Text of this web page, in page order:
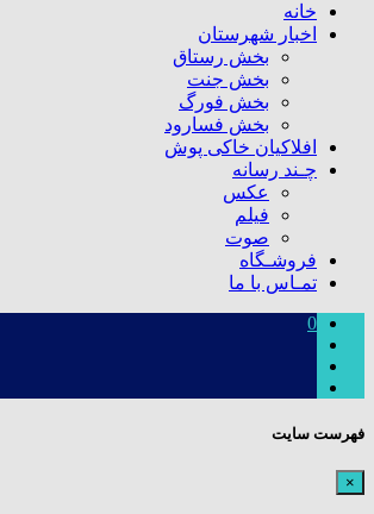
خانه
اخبار شهرستان
بخش رستاق
بخش جنت
بخش فورگ
بخش فسارود
افلاکیان خاکی پوش
چـند رسانه
عکس
فیلم
صوت
فروشـگاه
تمـاس با ما
0
فهرست سایت
×